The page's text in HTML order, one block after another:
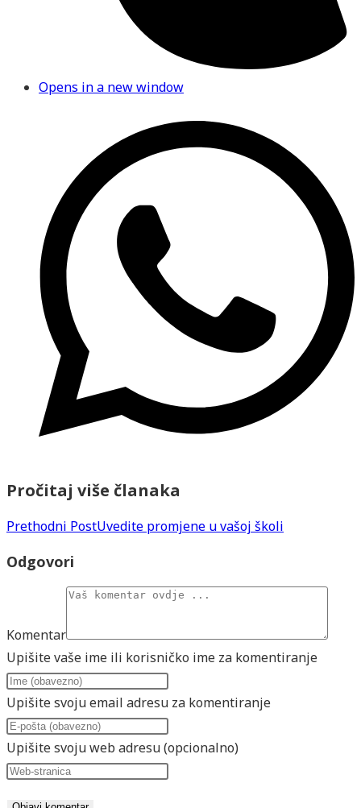
Opens in a new window
Pročitaj više članaka
Prethodni PostUvedite promjene u vašoj školi
Odgovori
Komentar
Upišite vaše ime ili korisničko ime za komentiranje
Upišite svoju email adresu za komentiranje
Upišite svoju web adresu (opcionalno)